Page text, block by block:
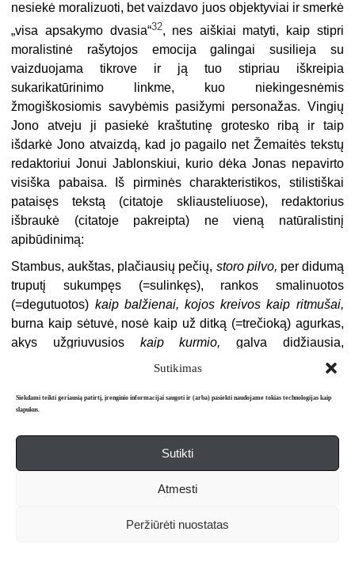
Sutikimas
Siekdami teikti geriausią patirtį, įrenginio informacijai saugoti ir (arba) pasiekti naudojame tokias technologijas kaip
slapukus.
Sutikti
Atmesti
Peržiūrėti nuostatas
nesiekė moralizuoti, bet vaizdavo juos objektyviai ir smerkė
„visa apsakymo dvasia“32, nes aiškiai matyti, kaip stipri
moralistinė rašytojos emocija galingai susilieja su
vaizduojama tikrove ir ją tuo stipriau iškreipia
sukarikatūrinimo linkme, kuo niekingesnėmis
žmogiškosiomis savybėmis pasižymi personažas. Vingių
Jono atveju ji pasiekė kraštutinę grotesko ribą ir taip
išdarkė Jono atvaizdą, kad jo pagailo net Žemaitės tekstų
redaktoriui Jonui Jablonskiui, kurio dėka Jonas nepavirto
visiška pabaisa. Iš pirminės charakteristikos, stilistiškai
pataisęs tekstą (citatoje skliausteliuose), redaktorius
išbraukė (citatoje pakreipta) ne vieną natūralistinį
apibūdinimą:
Stambus, aukštas, plačiausių pečių, storo pilvo, per didumą
truputį sukumpęs (=sulinkęs), rankos smalinuotos
(=degutuotos) kaip balžienai, kojos kreivos kaip ritmušai,
burna kaip sėtuvė, nosė kaip už ditką (=trečioką) agurkas,
akys užgriuvusios kaip kurmio, galva didžiausia,
pasišiaušusi, pilkais plaukais ir nulinkusi į priešakį, įremta
kepurė ant šalies užvožta.Lūpa apatinė atkritusi rodė
nudrykti 33
Sudarytas iš gausybės augalinių-gyvulinių palyginimų,
gana sodriomis, tačiau su realizmo stilistika nederančiomis
dėlto neišryškina jokio individualaus fizinio bruožo.